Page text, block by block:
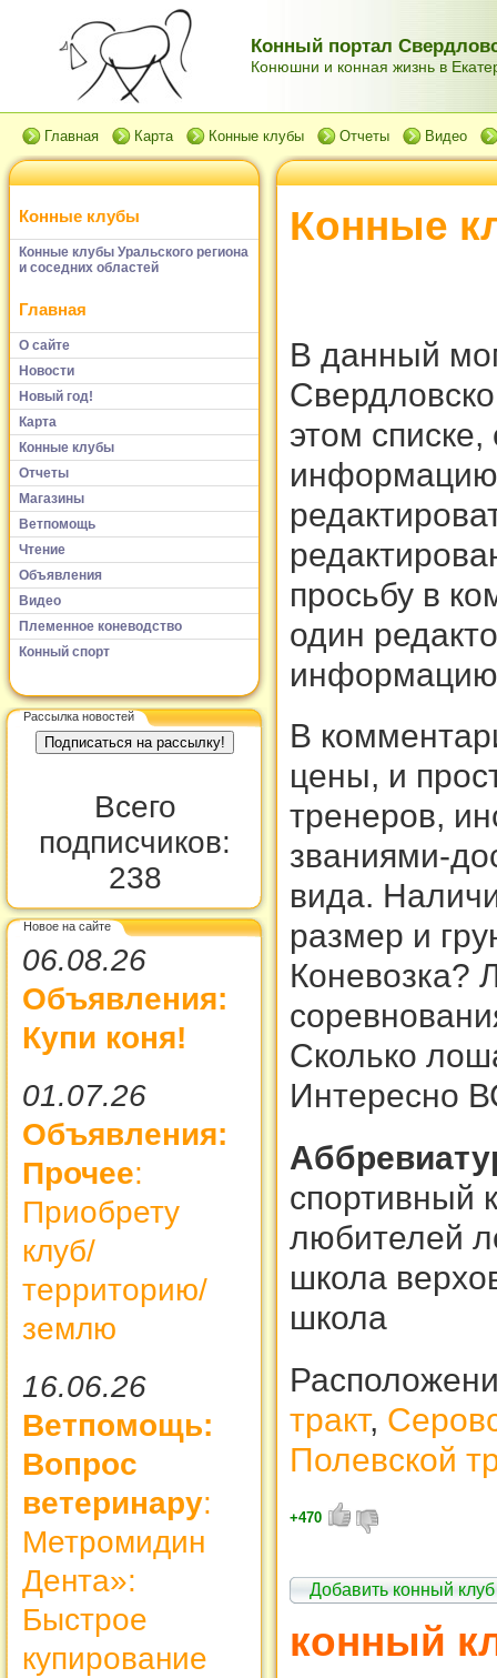
Конный портал
Конюшни и конная жизнь в
Главная Карта Конные клубы Отчеты Видео
Конные клубы
Конные клубы Уральского региона
и соседних областей
Главная
О сайте
Новости
Новый год!
Карта
Конные клубы
Отчеты
Магазины
Ветпомощь
Чтение
Объявления
Видео
Племенное коневодство
Конный спорт
Рассылка новостей
Всего
подписчиков:
238
Новое на сайте
06.08.26
Объявления:
Купи коня!
01.07.26
Объявления:
Прочее:
Приобрету
клуб/
территорию/
землю
16.06.26
Ветпомощь:
Вопрос
ветеринару:
Метромидин
Дента»:
Быстрое
купирование
Конные
В данный
этом
просьбу в
один
информацию
В
цены, и
тренеров,
званиями-
вида.
размер и
Коневозка?
Сколько
Интересно
спортивный
любителей
школа
школа
тракт,
Полевской
+470
Добавить конный клуб
конный